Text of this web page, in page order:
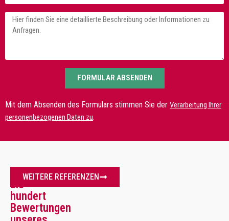
FORMULAR ABSENDEN
Mit dem Absenden des Formulars stimmen Sie der Verarbeitung Ihrer
personenbezogenen Daten zu.
Mehr
als
hundert
Bewertungen
WEITERE REFERENZEN